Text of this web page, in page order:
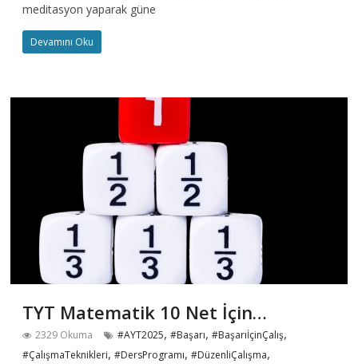
meditasyon yaparak güne
Devamını Oku
TYT Matematik 10 Net İçin…
2329 Okuma #AYT2025,#Başarı,#BaşarıİçinÇalış,
#ÇalışmaTeknikleri,#DersProgramı,#DüzenliÇalışma,